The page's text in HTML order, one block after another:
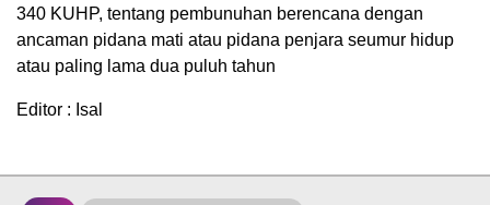
340 KUHP, tentang pembunuhan berencana dengan
ancaman pidana mati atau pidana penjara seumur hidup
atau paling lama dua puluh tahun
Editor : Isal